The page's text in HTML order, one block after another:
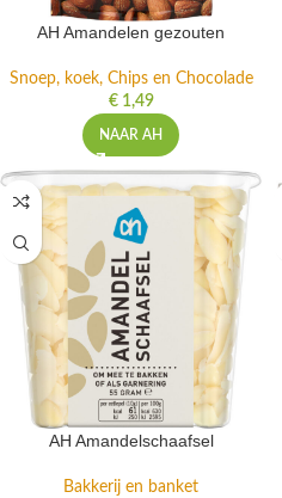
AH Amandelen gezouten
Snoep, koek, Chips en Chocolade
€1,49
NAAR AH
AH Amandelschaafsel
Bakkerij en banket